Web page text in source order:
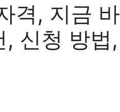
격, 지금 바
신청 방법,